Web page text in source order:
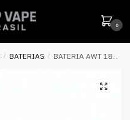
0
/ BATERIAS / BATERIA AWT 18650 LI-MN IMR 3.7V 3000MAh HIGH DRAIN 35A FLAT TOP – UNITÁRIO